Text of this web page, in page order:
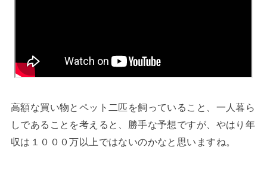
高額な買い物とペット二匹を飼っていること、一人暮ら
しであることを考えると、勝手な予想ですが、やはり年
収は１０００万以上ではないのかなと思いますね。